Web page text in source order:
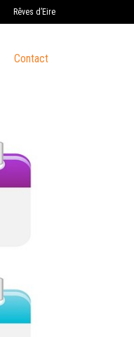
Rêves d’Eire
Contact